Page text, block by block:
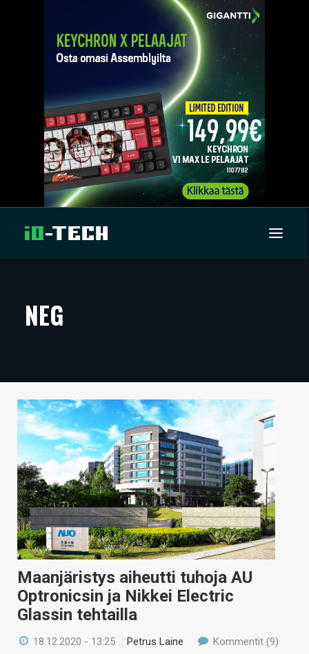
ARTIKKELIT
TECHBBS
TIETOA
HINTA.FI
KAUPPA
VAIHDA TEEMA
HAKU
NEG
Maanjäristys aiheutti tuhoja AU
Optronicsin ja Nikkei Electric
Glassin tehtailla
18.12.2020 - 13:25 /Petrus Laine Kommentit (9)